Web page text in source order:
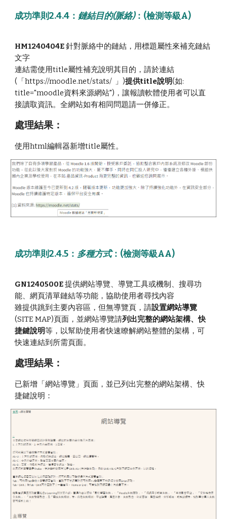
成功準則2.4.4 ： 鏈結目的(脈絡)： (檢測等級A)
HM1240404E針對脈絡中的鏈結，用標題屬性來補充鏈結
文字
連結需使用title屬性補充說明其目的，請於連結
(「https://moodle.net/stats/ 」)提供title說明(如:
title="moodle資料來源網站")，讓報讀軟體使用者可以直
接讀取資訊。全網站如有相同問題請一併修正。
處理結果：
使用html編輯器新增title屬性。
成功準則2.4.5 ： 多種方式：(檢測等級AA)
GN1240500E提供網站導覽、導覽工具或機制、搜尋功
能、網頁清單鏈結等功能，協助使用者尋找內容
雖提供跳到主要內容區，但無導覽頁，請設置網站導覽
(SITE MAP)頁面，並網站導覽請列出完整的網站架構、快
捷鍵說明等，以幫助使用者快速瞭解網站整體的架構，可
快速連結到所需頁面。
處理結果：
已新增「網站導覽」頁面，並已列出完整的網站架構、快
捷鍵說明：